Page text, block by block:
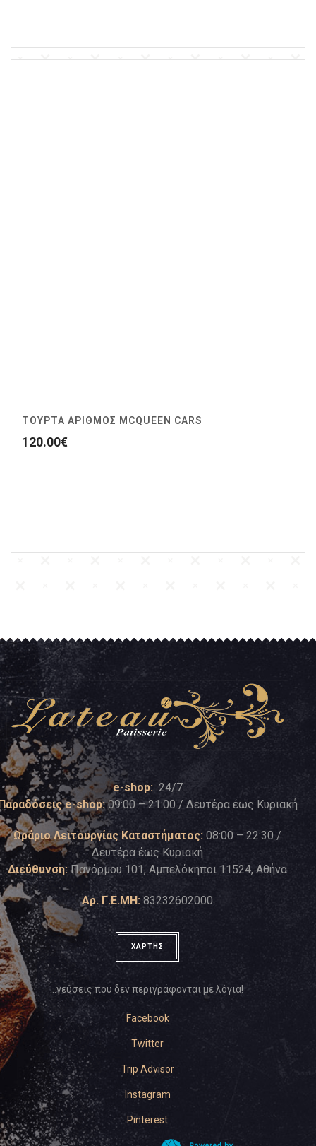
ΤΟΥΡΤΑ ΑΡΙΘΜΟΣ MCQUEEN CARS
120.00€
e-shop: 24/7
e-shop:09:00 – 21:00 / Δευτέρα έως Κυριακή
Ωράριο Λειτουργίας Καταστήματος: 08:00 – 22:30 /
Δευτέρα έως Κυριακή
Διεύθυνση: Πανόρμου 101, Αμπελόκηποι 11524, Αθήνα
Αρ. Γ.Ε.ΜΗ: 83232602000
ΧΑΡΤΗΣ
…γεύσεις που δεν περιγράφονται με λόγια!
Facebook
Twitter
Trip Advisor
Instagram
Pinterest